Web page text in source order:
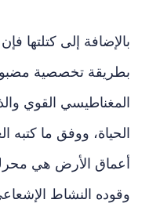
بالإضافة إلى كتلتها
بطريقة تخصصية
المغناطيسي القوي
الحياة، ووفق ما
أعماق الأرض هي
وقوده النشاط